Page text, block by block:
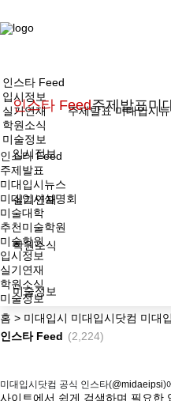
인스타 Feed
입시정보
실기연재
학원소식
미술정보
주제발표미
인스타 Feed
입시정보
실기연재
학원소식
미술정보
주제발표 미대입시
인스타 Feed
주제발표
미대입시뉴스
미대입시설명회
미술대학
추천미술학원
미술학원
입시정보
실기연재
학원소식
미술정보
홈 > 미대입시 미대입시닷컴 미대
인스타 Feed (2,224)
미대입시닷컴 공식 인스타(@midaeipsi)
사이트에서 쉽게 검색하며 필요한